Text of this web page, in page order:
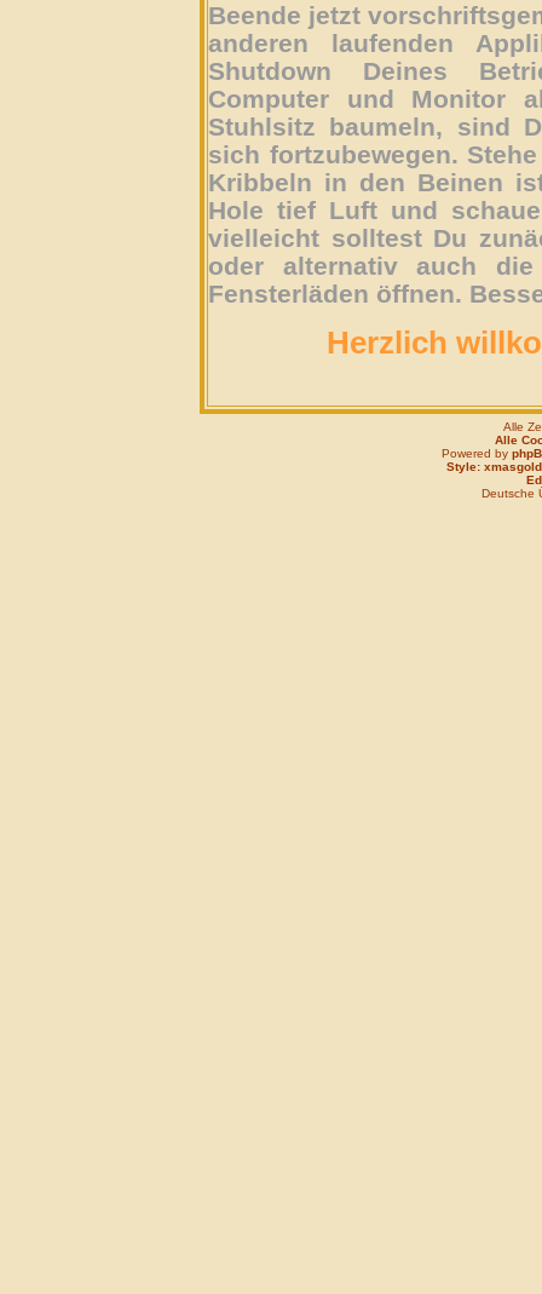
Beende jetzt
anderen laufenden
Shutdown Deines
Computer und Monitor
Stuhlsitz baumeln, sind
sich fortzubewegen.
Kribbeln in den Beinen
Hole tief Luft und
vielleicht solltest Du
oder alternativ auch
Fensterläden öffnen.
Herzlich
Alle
Alle
Powered by
Style: xmasgold
Deutsche